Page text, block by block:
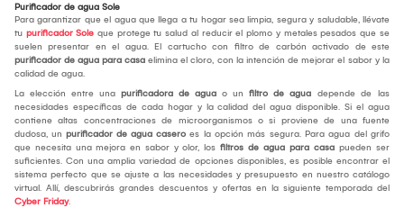
Purificador de agua Sole
Para garantizar que el agua que llega a tu hogar sea limpia, segura y saludable, llévate
tu purificador Sole que protege tu salud al reducir el plomo y metales pesados que se
suelen presentar en el agua. El cartucho con filtro de carbón activado de este
purificador de agua para casa elimina el cloro, con la intención de mejorar el sabor y la
calidad de agua.
La elección entre una purificadora de agua o un filtro de agua depende de las
necesidades específicas de cada hogar y la calidad del agua disponible. Si el agua
contiene altas concentraciones de microorganismos o si proviene de una fuente
dudosa, un purificador de agua casero es la opción más segura. Para agua del grifo
que necesita una mejora en sabor y olor, los filtros de agua para casa pueden ser
suficientes. Con una amplia variedad de opciones disponibles, es posible encontrar el
sistema perfecto que se ajuste a las necesidades y presupuesto en nuestro catálogo
virtual. Allí, descubrirás grandes descuentos y ofertas en la siguiente temporada del
Cyber Friday.